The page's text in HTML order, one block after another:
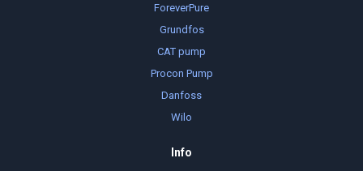
ForeverPure
Grundfos
CAT pump
Procon Pump
Danfoss
Wilo
Info